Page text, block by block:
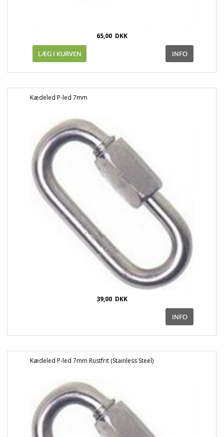
65,00DKK
Kædeled P-led 7mm
39,00DKK
Kædeled P-led 7mm Rustfrit (Stainless Steel)